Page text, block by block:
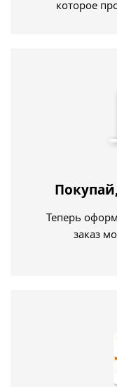
которое
Теперь
заказ